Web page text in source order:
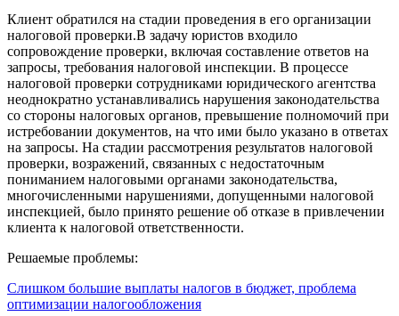
Клиент обратился на стадии проведения в его организации
налоговой проверки.В задачу юристов входило
сопровождение проверки, включая составление ответов на
запросы, требования налоговой инспекции. В процессе
налоговой проверки сотрудниками юридического агентства
неоднократно устанавливались нарушения законодательства
со стороны налоговых органов, превышение полномочий при
истребовании документов, на что ими было указано в ответах
на запросы. На стадии рассмотрения результатов налоговой
проверки, возражений, связанных с недостаточным
пониманием налоговыми органами законодательства,
многочисленными нарушениями, допущенными налоговой
инспекцией, было принято решение об отказе в привлечении
клиента к налоговой ответственности.
Решаемые проблемы:
Слишком большие выплаты налогов в бюджет, проблема
оптимизации налогообложения